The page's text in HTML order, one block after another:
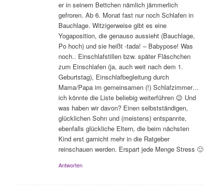
er in seinem Bettchen nämlich jämmerlich
gefroren. Ab 6. Monat fast nur noch Schlafen in
Bauchlage. Witzigerweise gibt es eine
Yogaposition, die genauso aussieht (Bauchlage,
Po hoch) und sie heißt -tada! – Babypose! Was
noch.. Einschlafstillen bzw. später Fläschchen
zum Einschlafen (ja, auch weit nach dem 1.
Geburtstag), Einschlafbegleitung durch
Mama/Papa im gemeinsamen (!) Schlafzimmer…
ich könnte die Liste beliebig weiterführen 😉 Und
was haben wir davon? Einen selbstständigen,
glücklichen Sohn und (meistens) entspannte,
ebenfalls glückliche Eltern, die beim nächsten
Kind erst garnicht mehr in die Ratgeber
reinschauen werden. Erspart jede Menge Stress 🙂
Antworten